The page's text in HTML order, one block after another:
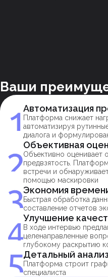
Ваши
Автоматизация
Платформа снижает
автоматизируя
диалога и
Объективная
Объективно оценивает
предвзятость.
встречи и
помощью маскировки
Экономия
Быстрая обработка
составление отчетов
Улучшение
В ходе интервью
целенаправленные
глубокому раскрытию
Детальный
Платформа строит
специалиста